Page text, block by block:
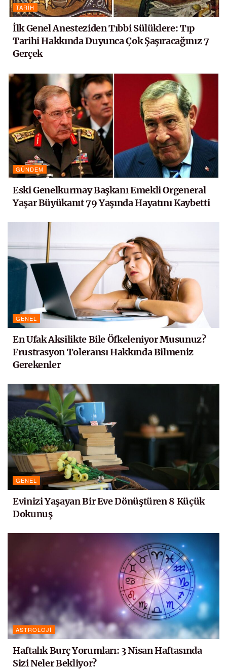
TARIH
İlk Genel Anesteziden Tıbbi Sülüklere: Tıp
Tarihi Hakkında Duyunca Çok Şaşıracağınız 7
Gerçek
GÜNDEM
Eski Genelkurmay Başkanı Emekli Orgeneral
Yaşar Büyükanıt 79 Yaşında Hayatını Kaybetti
GENEL
En Ufak Aksilikte Bile Öfkeleniyor Musunuz?
Frustrasyon Toleransı Hakkında Bilmeniz
Gerekenler
GENEL
Evinizi Yaşayan Bir Eve Dönüştüren 8 Küçük
Dokunuş
ASTROLOJI
Haftalık Burç Yorumları: 3 Nisan Haftasında
Sizi Neler Bekliyor?